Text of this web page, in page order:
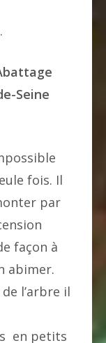
Seine
fois. Il
par
façon à
abimer.
l’arbre il
en petits